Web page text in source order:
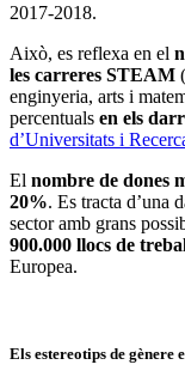
2017-2018.
Això, es reflexa en el
les carreres STEAM
enginyeria, arts i
percentuals en els
d’Universitats i
El nombre de dones
20%. Es tracta d’una
sector amb grans
900.000 llocs de
Europea.
Els estereotips de gènere